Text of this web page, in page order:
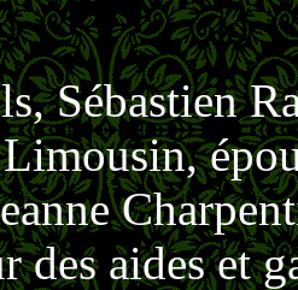
Sébastien
des aides et